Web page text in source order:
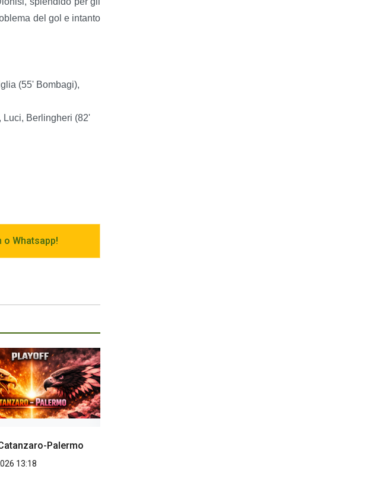
del gol e intanto
(55' Bombagi),
Luci, Berlingheri (82'
Whatsapp!
Palermo
13:18